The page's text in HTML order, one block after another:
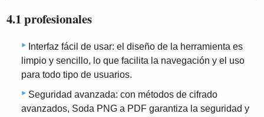
4.1 profesionales
Interfaz fácil de usar: el diseño de la herramienta es
limpio y sencillo, lo que facilita la navegación y el uso
para todo tipo de usuarios.
Seguridad avanzada: con métodos de cifrado
avanzados, Soda PNG a PDF garantiza la seguridad y